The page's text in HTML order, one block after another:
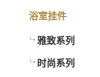
浴室挂件
雅致系列
时尚系列